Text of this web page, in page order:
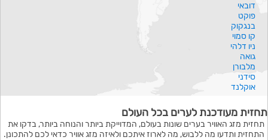
דובאי
פוקט
בנגקוק
קו סמוי
ניו דלהי
גואה
מלבורן
סידני
אוקלנד
תחזית מעודכנת לערים בכל העולם
תחזית מזג האוויר בערים שונות בעולם, המדוייקת ביותר והנוחה ביותר, בדקו את
התחזית ותדעו מה ללבוש, מה לארוז איתכם ולאיזה מזג אוויר כדאי לכם להתכונן.